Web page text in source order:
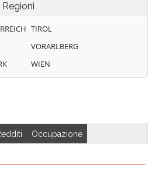
Regioni
TIROL
VORARLBERG
WIEN
Occupazione